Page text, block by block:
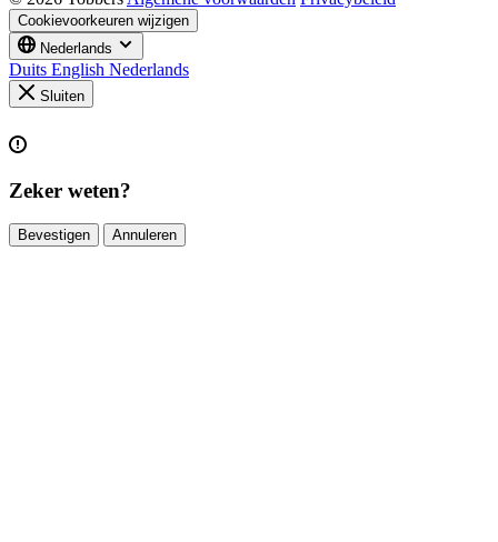
Cookievoorkeuren wijzigen
Nederlands
Duits English Nederlands
Sluiten
Zeker weten?
Bevestigen Annuleren